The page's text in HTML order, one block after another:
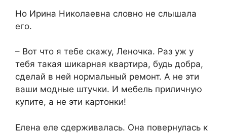
Но Ирина Николаевна словно не слышала
его.
– Вот что я тебе скажу, Леночка. Раз уж у
тебя такая шикарная квартира, будь добра,
сделай в ней нормальный ремонт. А не эти
ваши модные штучки. И мебель приличную
купите, а не эти картонки!
Елена еле сдерживалась. Она повернулась к